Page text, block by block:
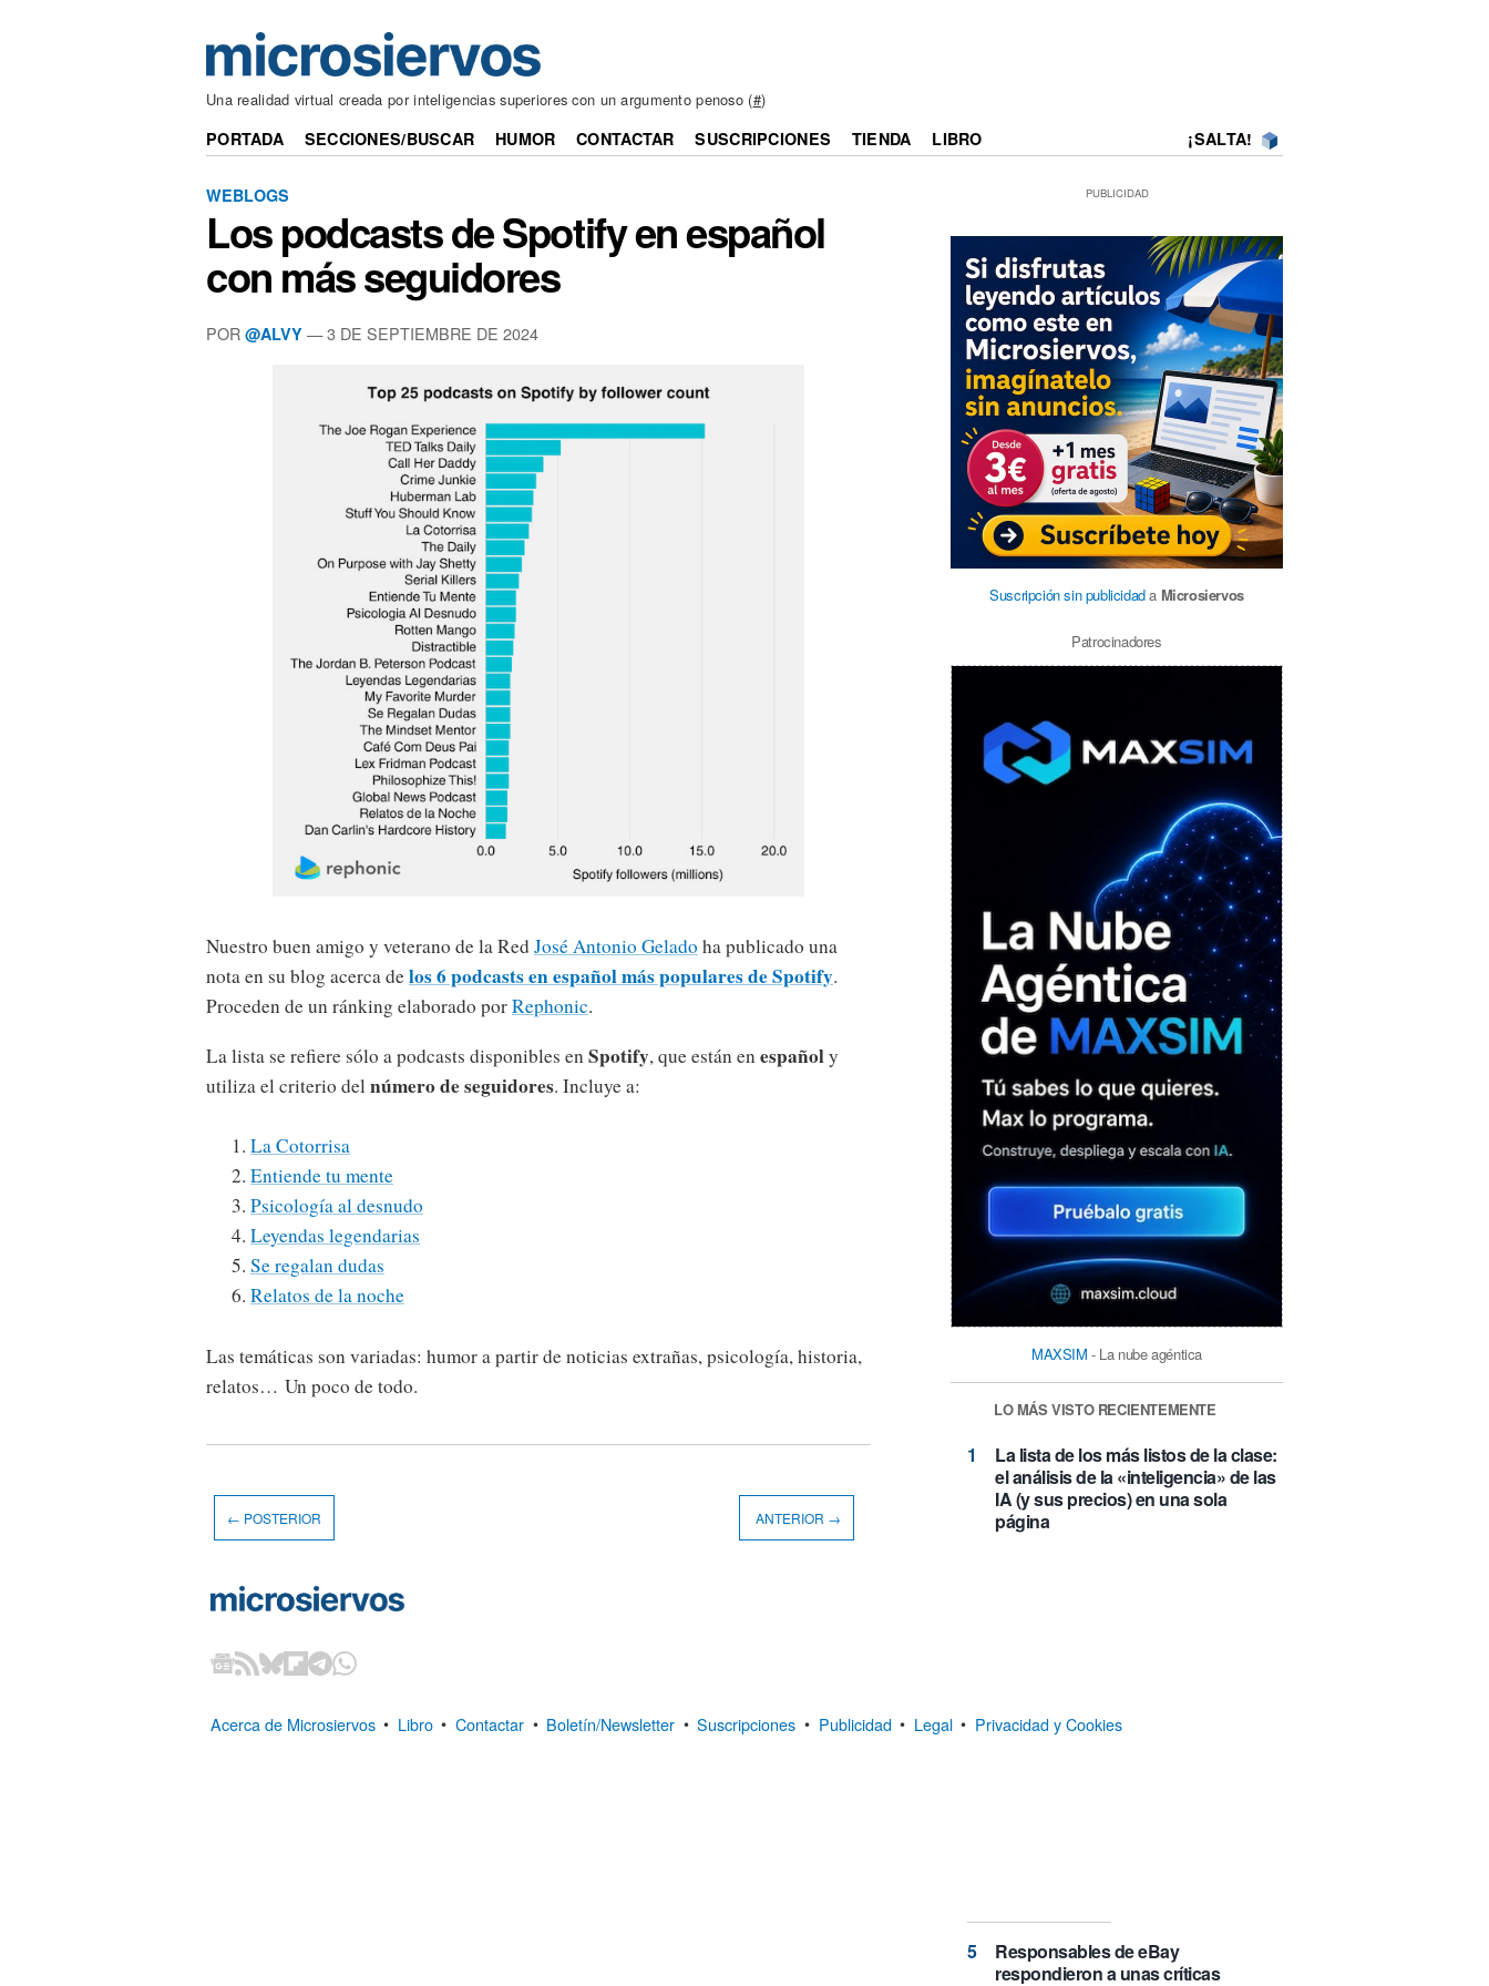
Una realidad virtual creada por inteligencias superiores con un argumento penoso (#)
PORTADA SECCIONES/BUSCAR HUMOR CONTACTAR SUSCRIPCIONES TIENDA LIBRO ¡SALTA!
WEBLOGS
Los podcasts de Spotify en español
con más seguidores
POR @ALVY — 3 DE SEPTIEMBRE DE 2024
Nuestro buen amigo y veterano de la RedJosé Antonio Gelado ha publicado una
nota en su blog acerca delos 6 podcasts en español más populares de Spotify.
Proceden de un ránking elaborado porRephonic.
La lista se refiere sólo a podcasts disponibles en Spotify, que están en españoly
utiliza el criterio del número de seguidores. Incluye a:
La Cotorrisa
Entiende tu mente
Psicología al desnudo
Leyendas legendarias
Se regalan dudas
Relatos de la noche
Las temáticas son variadas: humor a partir de noticias extrañas, psicología, historia,
relatos… Un poco de todo.
PUBLICIDAD
Suscripción sin publicidada Microsiervos
Patrocinadores
MAXSIM - La nube agéntica
LO MÁS VISTO RECIENTEMENTE
La lista de los más listos de la clase:
el análisis de la «inteligencia» de las
IA (y sus precios) en una sola
página
castillos del mundo, clasificados por
Responsables de eBay
respondieron a unas críticas
← POSTERIOR ANTERIOR →
Acerca de Microsiervos • Libro • Contactar • Boletín/Newsletter • Suscripciones • Publicidad • Legal • Privacidad y Cookies